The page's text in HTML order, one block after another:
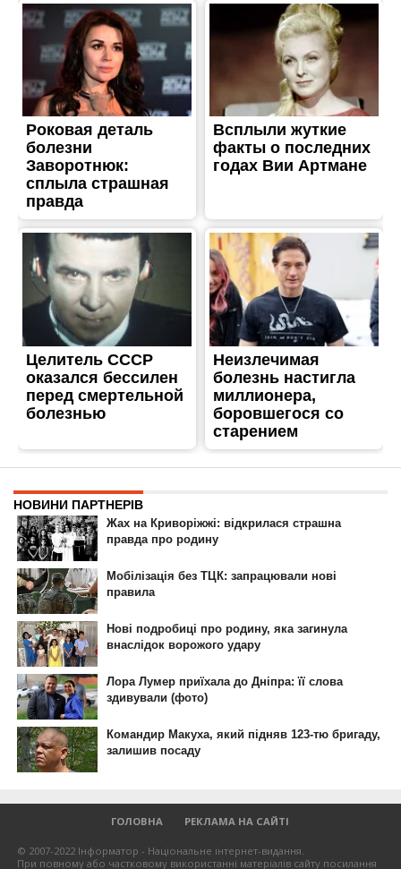
ГОЛОВНА РЕКЛАМА НА САЙТІ
© 2007-2022 Інформатор - Національне інтернет-видання.
При повному або частковому використанні матеріалів сайту посилання